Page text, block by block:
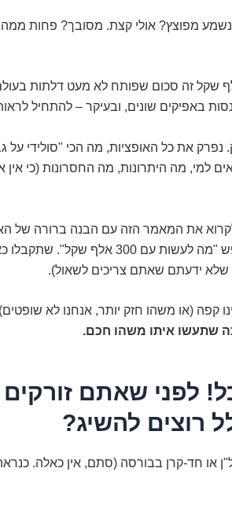
מפוצץ? אולי קצת. מסובך? פחות
הטובות: 300 אלף שקל זה סכום שפותח לא מעט
באפיקים שונים, ובעיקר – להתחיל
נפרק את כל האופציות, מה הכי "סולידי
למי, מה היתרונות, מה החסרונות (כי
את המאמר הזה עם הבנה ברורה של
אלף שקל". שתקבלו כאן את
ידעתם שאתם צריכים לשאול).
קפה (או משהו חזק יותר, אנחנו לא
שתעשו איתו משהו חכם.
לפני שאתם
רוצים להשיג?
או חד-קרן בבורסה (סתם, אין כאלה.